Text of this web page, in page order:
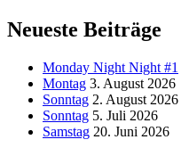
Neueste Beiträge
Monday Night Night #1
Montag 3. August 2026
Sonntag 2. August 2026
Sonntag 5. Juli 2026
Samstag 20. Juni 2026